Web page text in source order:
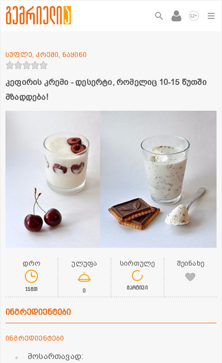
12+
კეფირის კრემი - დესერტი, რომელიც 10-15 წუთში
მზადდება!
სუფლე, კრემი, ნაყინი
დრო
15წთ
ულუფა
0
სირთულე
მარტივი
შეინახე
ინგრედიენტები
ინგრედიენტები
მოსართავად: